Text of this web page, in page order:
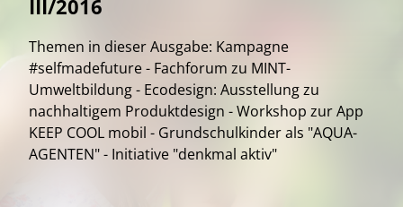
III/2016
Themen in dieser Ausgabe: Kampagne
#selfmadefuture - Fachforum zu MINT-
Umweltbildung - Ecodesign: Ausstellung zu
nachhaltigem Produktdesign - Workshop zur App
KEEP COOL mobil - Grundschulkinder als "AQUA-
AGENTEN" - Initiative "denkmal aktiv"